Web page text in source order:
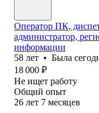
Оператор ПК,
администратор,
информации
58 лет • Была
18 000 ₽
Не ищет работу
Общий опыт
26 лет 7 месяцев